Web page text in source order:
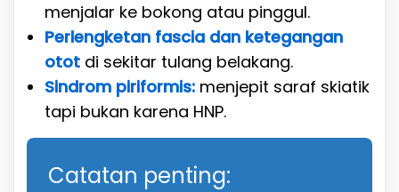
menjalar ke bokong atau pinggul.
Perlengketan fascia dan ketegangan
otot di sekitar tulang belakang.
Sindrom piriformis: menjepit saraf skiatik
tapi bukan karena HNP.
Catatan penting: